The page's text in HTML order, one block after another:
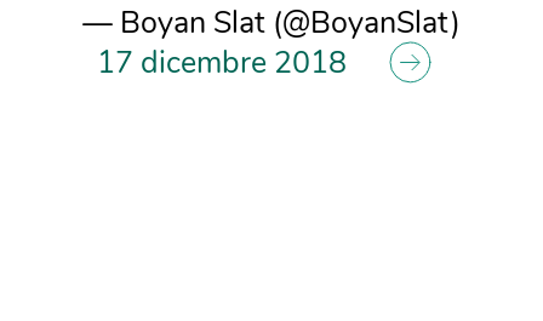
— Boyan Slat (@BoyanSlat)
17 dicembre 2018